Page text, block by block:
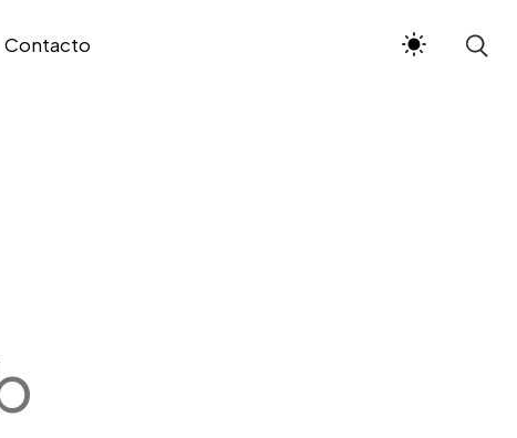
Contacto